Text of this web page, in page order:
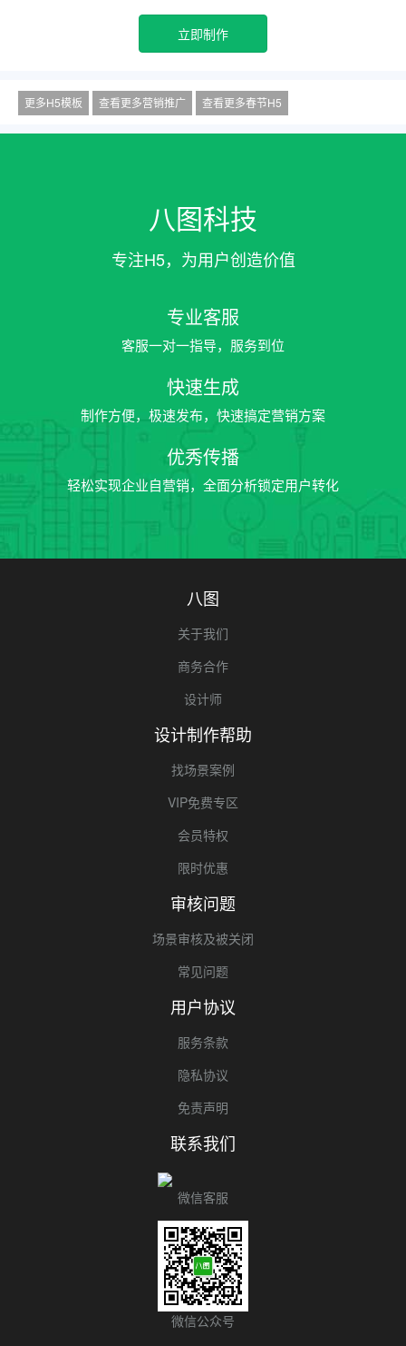
立即制作
更多H5模板 查看更多营销推广 查看更多春节H5
八图科技
专注H5，为用户创造价值
专业客服
客服一对一指导，服务到位
快速生成
制作方便，极速发布，快速搞定营销方案
优秀传播
轻松实现企业自营销，全面分析锁定用户转化
八图
关于我们
商务合作
设计师
设计制作帮助
找场景案例
VIP免费专区
会员特权
限时优惠
审核问题
场景审核及被关闭
常见问题
用户协议
服务条款
隐私协议
免责声明
联系我们
微信客服
微信公众号